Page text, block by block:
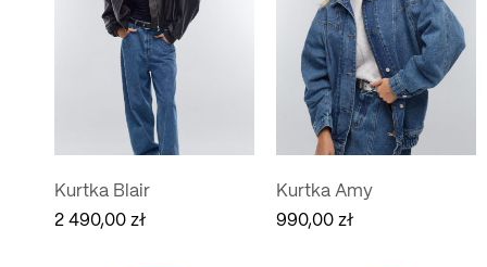
Kurtka Blair
2 490,00 zł
Kurtka Amy
990,00 zł